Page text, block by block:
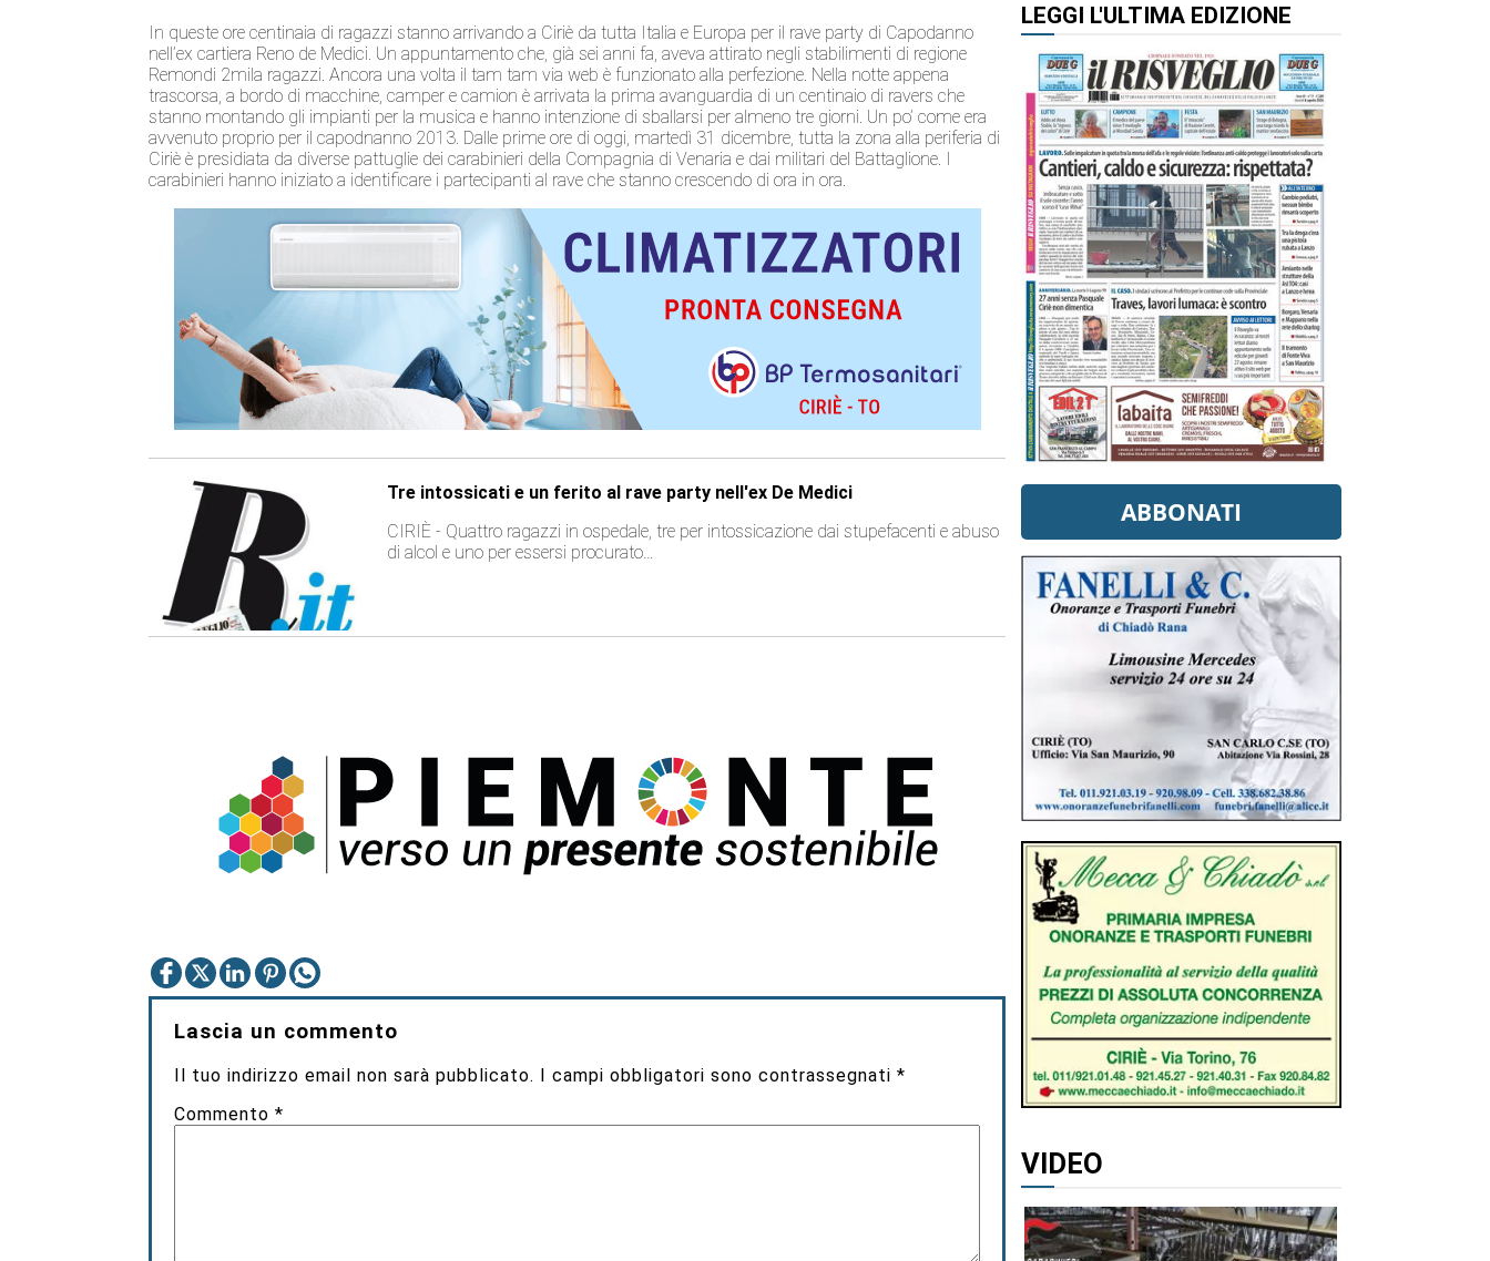
In queste ore centinaia di ragazzi stanno arrivando a Ciriè da tutta Italia e Europa per il rave party di Capodanno
nell’ex cartiera Reno de Medici. Un appuntamento che, già sei anni fa, aveva attirato negli stabilimenti di regione
Remondi 2mila ragazzi. Ancora una volta il tam tam via web è funzionato alla perfezione. Nella notte appena
trascorsa, a bordo di macchine, camper e camion è arrivata la prima avanguardia di un centinaio di ravers che
stanno montando gli impianti per la musica e hanno intenzione di sballarsi per almeno tre giorni. Un po’ come era
avvenuto proprio per il capodnanno 2013. Dalle prime ore di oggi, martedì 31 dicembre, tutta la zona alla periferia di
Ciriè è presidiata da diverse pattuglie dei carabinieri della Compagnia di Venaria e dai militari del Battaglione. I
carabinieri hanno iniziato a identificare i partecipanti al rave che stanno crescendo di ora in ora.
Tre intossicati e un ferito al rave party nell'ex De Medici
CIRIÈ - Quattro ragazzi in ospedale, tre per intossicazione dai stupefacenti e abuso
di alcol e uno per essersi procurato…
Lascia un commento
Il tuo indirizzo email non sarà pubblicato. I campi obbligatori sono contrassegnati*
Commento*
LEGGI L'ULTIMA EDIZIONE
ABBONATI
VIDEO